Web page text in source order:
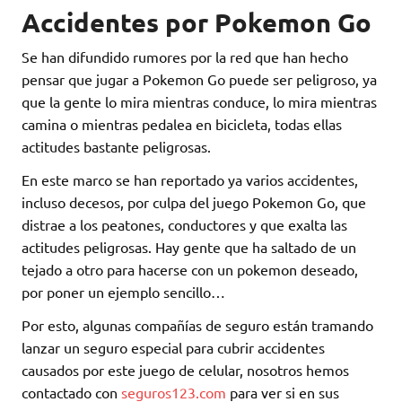
Accidentes por Pokemon Go
Se han difundido rumores por la red que han hecho
pensar que jugar a Pokemon Go puede ser peligroso, ya
que la gente lo mira mientras conduce, lo mira mientras
camina o mientras pedalea en bicicleta, todas ellas
actitudes bastante peligrosas.
En este marco se han reportado ya varios accidentes,
incluso decesos, por culpa del juego Pokemon Go, que
distrae a los peatones, conductores y que exalta las
actitudes peligrosas. Hay gente que ha saltado de un
tejado a otro para hacerse con un pokemon deseado,
por poner un ejemplo sencillo…
Por esto, algunas compañías de seguro están tramando
lanzar un seguro especial para cubrir accidentes
causados por este juego de celular, nosotros hemos
contactado con seguros123.com para ver si en sus